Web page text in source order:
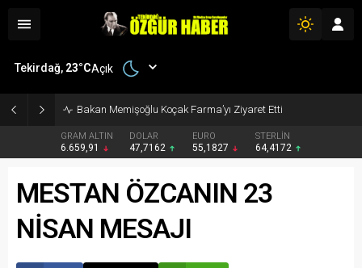
Bakan Memişoğlu Koçak Farma’yı Ziyaret Etti
GRAM ALTIN
6.659,91
DOLAR
47,7162
EURO
55,1827
STERLİN
64,4172
Tekirdağ, 23°CAçık
MESTAN ÖZCANIN 23
NİSAN MESAJI